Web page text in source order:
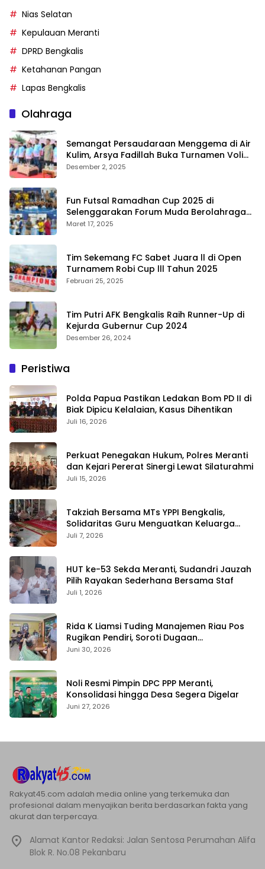
Nias Selatan
Kepulauan Meranti
DPRD Bengkalis
Ketahanan Pangan
Lapas Bengkalis
Olahraga
Semangat Persaudaraan Menggema di Air
Kulim, Arsya Fadillah Buka Turnamen Voli
Bermasa Cup II
Desember 2, 2025
Fun Futsal Ramadhan Cup 2025 di
Selenggarakan Forum Muda Berolahraga
Bengkalis
Maret 17, 2025
Tim Sekemang FC Sabet Juara ll di Open
Turnamem Robi Cup lll Tahun 2025
Februari 25, 2025
Tim Putri AFK Bengkalis Raih Runner-Up di
Kejurda Gubernur Cup 2024
Desember 26, 2024
Peristiwa
Polda Papua Pastikan Ledakan Bom PD II di
Biak Dipicu Kelalaian, Kasus Dihentikan
Juli 16, 2026
Perkuat Penegakan Hukum, Polres Meranti
dan Kejari Pererat Sinergi Lewat Silaturahmi
Juli 15, 2026
Takziah Bersama MTs YPPI Bengkalis,
Solidaritas Guru Menguatkan Keluarga
yang Berduka
Juli 7, 2026
HUT ke-53 Sekda Meranti, Sudandri Jauzah
Pilih Rayakan Sederhana Bersama Staf
Juli 1, 2026
Rida K Liamsi Tuding Manajemen Riau Pos
Rugikan Pendiri, Soroti Dugaan
Pengambilalihan Aset
Juni 30, 2026
Noli Resmi Pimpin DPC PPP Meranti,
Konsolidasi hingga Desa Segera Digelar
Juni 27, 2026
Rakyat45.com adalah media online yang terkemuka dan
profesional dalam menyajikan berita berdasarkan fakta yang
akurat dan terpercaya.
Alamat Kantor Redaksi: Jalan Sentosa Perumahan Alifa
Blok R. No.08 Pekanbaru